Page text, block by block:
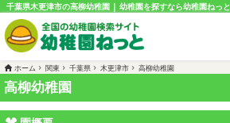
千葉県木更津市の高柳幼稚園 | 幼稚園を探すなら幼稚園ねっと
ホーム 関東 千葉県 木更津市 高柳幼稚園
高柳幼稚園